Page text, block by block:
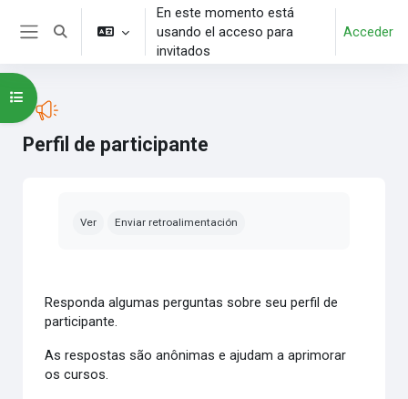
Salta al contenido principal
Selector de búsqueda de entrada
En este momento está
usando el acceso para
invitados
Acceder
Perfil de participante
Abrir índice del curso
Ver Enviar retroalimentación
Responda algumas perguntas sobre seu perfil de
participante.
As respostas são anônimas e ajudam a aprimorar
os cursos.